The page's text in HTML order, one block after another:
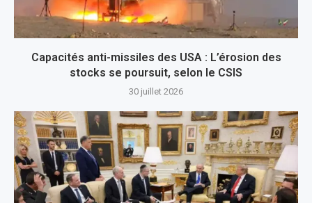
Capacités anti-missiles des USA : L’érosion des
stocks se poursuit, selon le CSIS
30 juillet 2026